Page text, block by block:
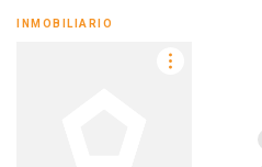
INMOBILIARIO